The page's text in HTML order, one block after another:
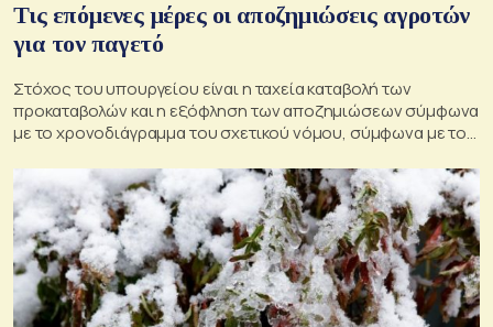
Τις επόμενες μέρες οι αποζημιώσεις αγροτών
για τον παγετό
Στόχος του υπουργείου είναι η ταχεία καταβολή των
προκαταβολών και η εξόφληση των αποζημιώσεων σύμφωνα
με το χρονοδιάγραμμα του σχετικού νόμου, σύμφωνα με τον